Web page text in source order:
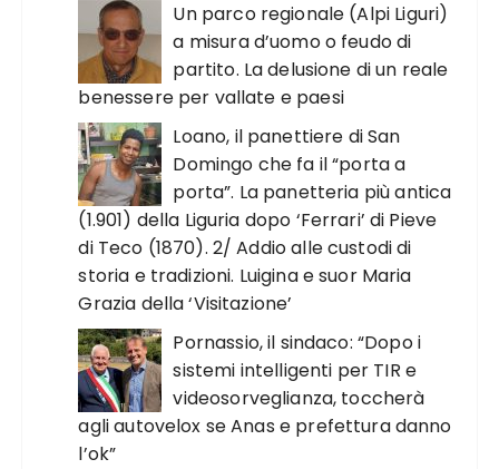
Un parco regionale (Alpi Liguri)
a misura d’uomo o feudo di
partito. La delusione di un reale
benessere per vallate e paesi
Loano, il panettiere di San
Domingo che fa il “porta a
porta”. La panetteria più antica
(1.901) della Liguria dopo ‘Ferrari’ di Pieve
di Teco (1870). 2/ Addio alle custodi di
storia e tradizioni. Luigina e suor Maria
Grazia della ‘Visitazione’
Pornassio, il sindaco: “Dopo i
sistemi intelligenti per TIR e
videosorveglianza, toccherà
agli autovelox se Anas e prefettura danno
l’ok”